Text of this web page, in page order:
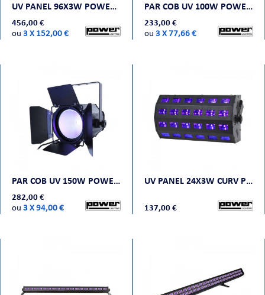
UV PANEL 96X3W POWER LIGHTING
456,00 €
ou 3 X 152,00 €
PAR COB UV 100W POWER LIGHTING
233,00 €
ou 3 X 77,66 €
PAR COB UV 150W POWER LIGHTING
282,00 €
ou 3 X 94,00 €
UV PANEL 24X3W CURV POWER LIGHTING
137,00 €